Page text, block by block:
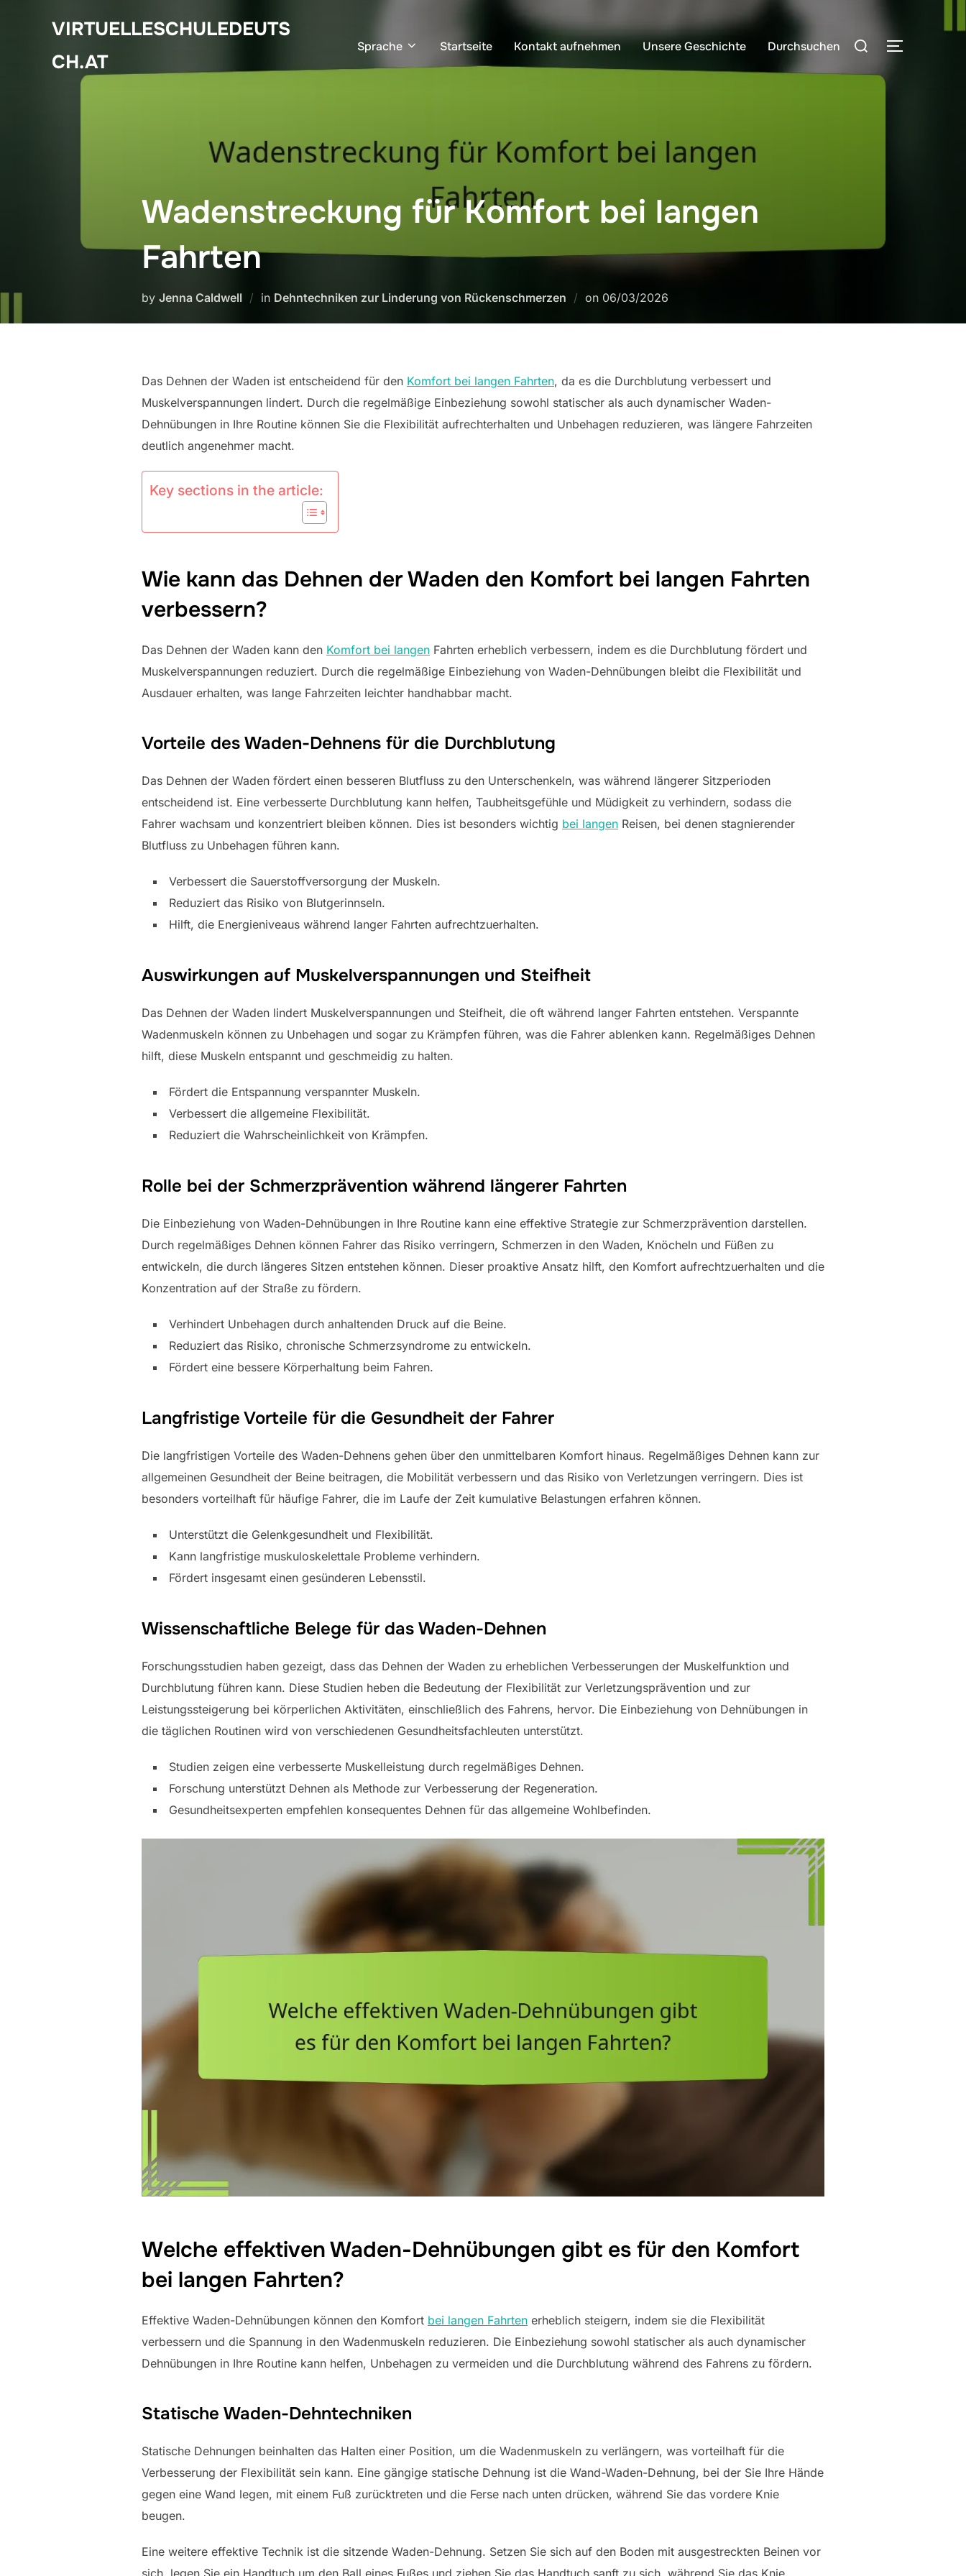
VIRTUELLESCHULEDEUTS
CH.AT
Sprache Startseite Kontakt aufnehmen Unsere Geschichte Durchsuchen
Search
TOGGLE
Wadenstreckung für Komfort bei langen
Fahrten
by Jenna Caldwell in Dehntechniken zur Linderung von Rückenschmerzen on Posted
06/03/2026
Das Dehnen der Waden ist entscheidend für den Komfort bei langen Fahrten, da es die Durchblutung verbessert und
Muskelverspannungen lindert. Durch die regelmäßige Einbeziehung sowohl statischer als auch dynamischer Waden-
Dehnübungen in Ihre Routine können Sie die Flexibilität aufrechterhalten und Unbehagen reduzieren, was längere Fahrzeiten
deutlich angenehmer macht.
Key sections in the article:
Wie kann das Dehnen der Waden den Komfort bei langen Fahrten
verbessern?
Das Dehnen der Waden kann den Komfort bei langen Fahrten erheblich verbessern, indem es die Durchblutung fördert und
Muskelverspannungen reduziert. Durch die regelmäßige Einbeziehung von Waden-Dehnübungen bleibt die Flexibilität und
Ausdauer erhalten, was lange Fahrzeiten leichter handhabbar macht.
Vorteile des Waden-Dehnens für die Durchblutung
Das Dehnen der Waden fördert einen besseren Blutfluss zu den Unterschenkeln, was während längerer Sitzperioden
entscheidend ist. Eine verbesserte Durchblutung kann helfen, Taubheitsgefühle und Müdigkeit zu verhindern, sodass die
Fahrer wachsam und konzentriert bleiben können. Dies ist besonders wichtig bei langen Reisen, bei denen stagnierender
Blutfluss zu Unbehagen führen kann.
Verbessert die Sauerstoffversorgung der Muskeln.
Reduziert das Risiko von Blutgerinnseln.
Hilft, die Energieniveaus während langer Fahrten aufrechtzuerhalten.
Auswirkungen auf Muskelverspannungen und Steifheit
Das Dehnen der Waden lindert Muskelverspannungen und Steifheit, die oft während langer Fahrten entstehen. Verspannte
Wadenmuskeln können zu Unbehagen und sogar zu Krämpfen führen, was die Fahrer ablenken kann. Regelmäßiges Dehnen
hilft, diese Muskeln entspannt und geschmeidig zu halten.
Fördert die Entspannung verspannter Muskeln.
Verbessert die allgemeine Flexibilität.
Reduziert die Wahrscheinlichkeit von Krämpfen.
Rolle bei der Schmerzprävention während längerer Fahrten
Die Einbeziehung von Waden-Dehnübungen in Ihre Routine kann eine effektive Strategie zur Schmerzprävention darstellen.
Durch regelmäßiges Dehnen können Fahrer das Risiko verringern, Schmerzen in den Waden, Knöcheln und Füßen zu
entwickeln, die durch längeres Sitzen entstehen können. Dieser proaktive Ansatz hilft, den Komfort aufrechtzuerhalten und die
Konzentration auf der Straße zu fördern.
Verhindert Unbehagen durch anhaltenden Druck auf die Beine.
Reduziert das Risiko, chronische Schmerzsyndrome zu entwickeln.
Fördert eine bessere Körperhaltung beim Fahren.
Langfristige Vorteile für die Gesundheit der Fahrer
Die langfristigen Vorteile des Waden-Dehnens gehen über den unmittelbaren Komfort hinaus. Regelmäßiges Dehnen kann zur
allgemeinen Gesundheit der Beine beitragen, die Mobilität verbessern und das Risiko von Verletzungen verringern. Dies ist
besonders vorteilhaft für häufige Fahrer, die im Laufe der Zeit kumulative Belastungen erfahren können.
Unterstützt die Gelenkgesundheit und Flexibilität.
Kann langfristige muskuloskelettale Probleme verhindern.
Fördert insgesamt einen gesünderen Lebensstil.
Wissenschaftliche Belege für das Waden-Dehnen
Forschungsstudien haben gezeigt, dass das Dehnen der Waden zu erheblichen Verbesserungen der Muskelfunktion und
Durchblutung führen kann. Diese Studien heben die Bedeutung der Flexibilität zur Verletzungsprävention und zur
Leistungssteigerung bei körperlichen Aktivitäten, einschließlich des Fahrens, hervor. Die Einbeziehung von Dehnübungen in
die täglichen Routinen wird von verschiedenen Gesundheitsfachleuten unterstützt.
Studien zeigen eine verbesserte Muskelleistung durch regelmäßiges Dehnen.
Forschung unterstützt Dehnen als Methode zur Verbesserung der Regeneration.
Gesundheitsexperten empfehlen konsequentes Dehnen für das allgemeine Wohlbefinden.
Welche effektiven Waden-Dehnübungen gibt es für den Komfort
bei langen Fahrten?
Effektive Waden-Dehnübungen können den Komfort bei langen Fahrten erheblich steigern, indem sie die Flexibilität
verbessern und die Spannung in den Wadenmuskeln reduzieren. Die Einbeziehung sowohl statischer als auch dynamischer
Dehnübungen in Ihre Routine kann helfen, Unbehagen zu vermeiden und die Durchblutung während des Fahrens zu fördern.
Statische Waden-Dehntechniken
Statische Dehnungen beinhalten das Halten einer Position, um die Wadenmuskeln zu verlängern, was vorteilhaft für die
Verbesserung der Flexibilität sein kann. Eine gängige statische Dehnung ist die Wand-Waden-Dehnung, bei der Sie Ihre Hände
gegen eine Wand legen, mit einem Fuß zurücktreten und die Ferse nach unten drücken, während Sie das vordere Knie
beugen.
Eine weitere effektive Technik ist die sitzende Waden-Dehnung. Setzen Sie sich auf den Boden mit ausgestreckten Beinen vor